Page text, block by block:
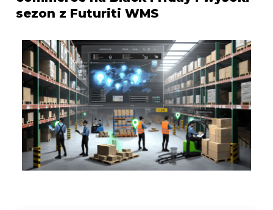
sezon z Futuriti WMS